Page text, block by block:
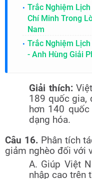
Trắc Nghiệm
Chí Minh Trong
Nam
Trắc Nghiệm
- Anh Hùng Giải
Giải thích:
189 quốc gia,
hơn 140
dạng hóa.
Câu 16. Phân tích
giảm nghèo đối với
A. Giúp Việt
nhập cao trên